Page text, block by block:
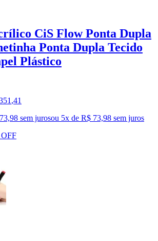
CiS Flow Ponta Dupla
Ponta Dupla Tecido
Plástico
,41
sem jurosou 5x de R$ 73,98 sem juros